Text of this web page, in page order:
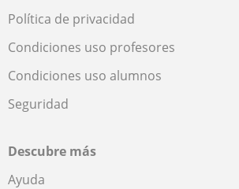
Política de privacidad
Condiciones uso profesores
Condiciones uso alumnos
Seguridad
Descubre más
Ayuda